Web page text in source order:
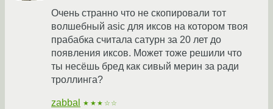
Очень странно что не скопировали тот
волшебный asic для иксов на котором твоя
прабабка считала сатурн за 20 лет до
появления иксов. Может тоже решили что
ты несёшь бред как сивый мерин за ради
троллинга?
zabbal ★★★☆☆